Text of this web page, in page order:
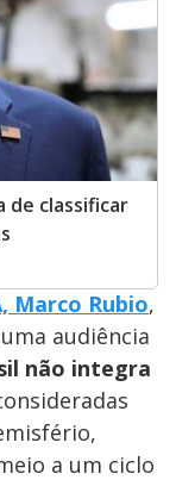
de classificar
Marco Rubio,
audiência
não integra
a um ciclo